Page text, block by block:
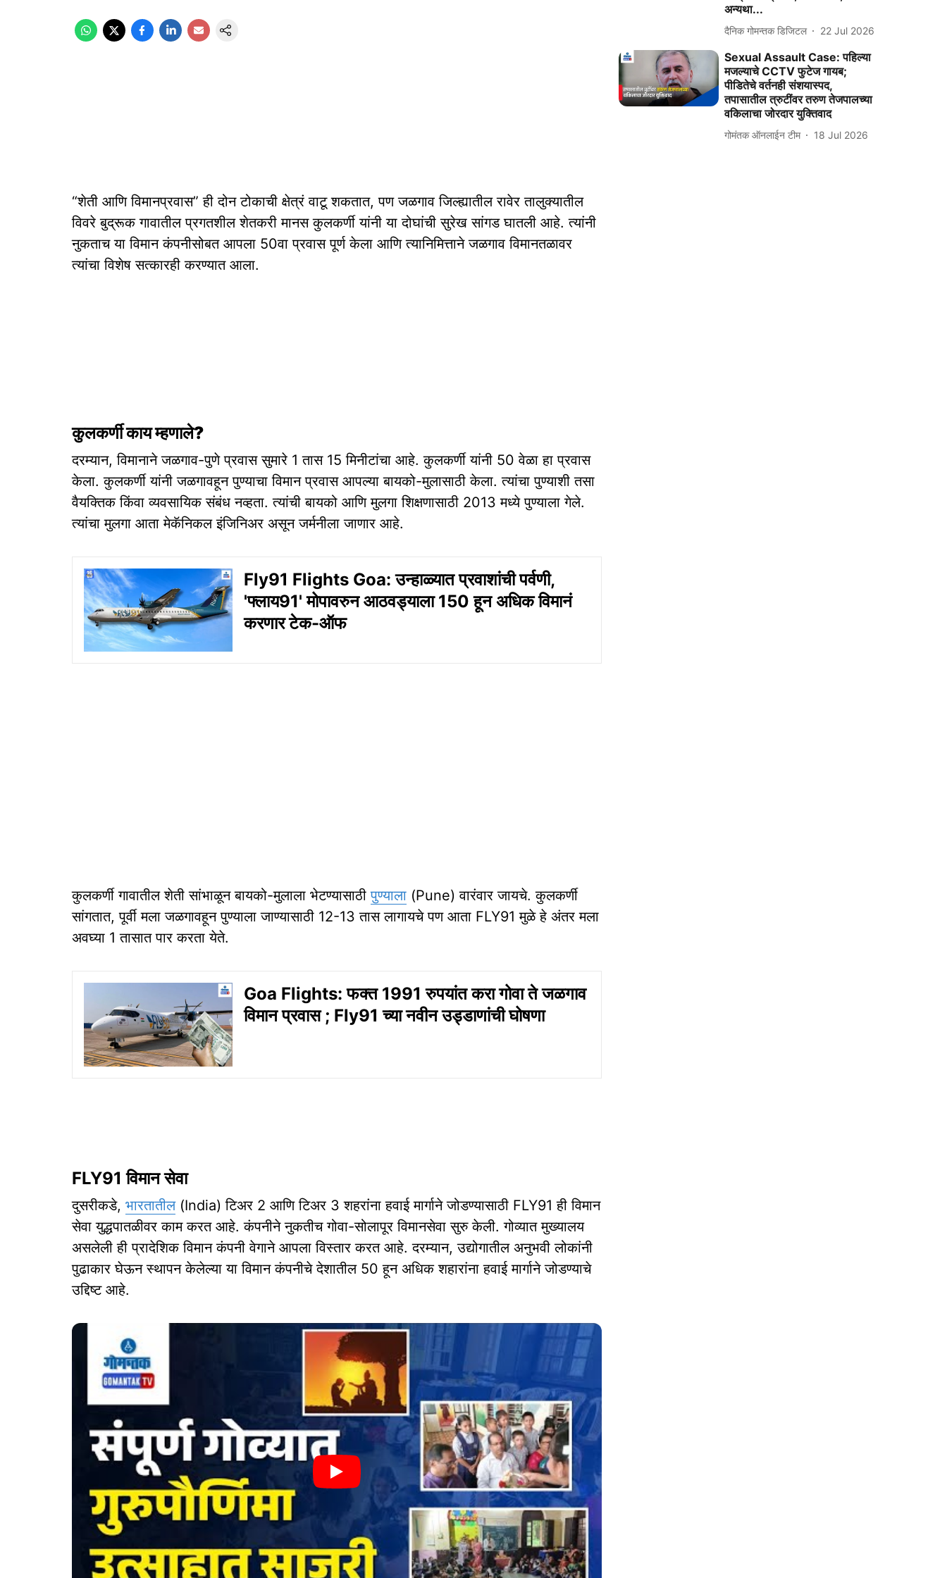
“शेती आणि विमानप्रवास” ही दोन टोकाची क्षेत्रं वाटू शकतात, पण जळगाव जिल्ह्यातील रावेर तालुक्यातील
विवरे बुद्रूक गावातील प्रगतशील शेतकरी मानस कुलकर्णी यांनी या दोघांची सुरेख सांगड घातली आहे. त्यांनी
नुकताच या विमान कंपनीसोबत आपला 50वा प्रवास पूर्ण केला आणि त्यानिमित्ताने जळगाव विमानतळावर
त्यांचा विशेष सत्कारही करण्यात आला.
कुलकर्णी काय म्हणाले?
दरम्यान, विमानाने जळगाव-पुणे प्रवास सुमारे 1 तास 15 मिनीटांचा आहे. कुलकर्णी यांनी 50 वेळा हा प्रवास
केला. कुलकर्णी यांनी जळगावहून पुण्याचा विमान प्रवास आपल्या बायको-मुलासाठी केला. त्यांचा पुण्याशी तसा
वैयक्तिक किंवा व्यवसायिक संबंध नव्हता. त्यांची बायको आणि मुलगा शिक्षणासाठी 2013 मध्ये पुण्याला गेले.
त्यांचा मुलगा आता मेकॅनिकल इंजिनिअर असून जर्मनीला जाणार आहे.
Fly91 Flights Goa: उन्हाळ्यात प्रवाशांची पर्वणी,
'फ्लाय91' मोपावरुन आठवड्याला 150 हून अधिक विमानं
करणार टेक-ऑफ
कुलकर्णी गावातील शेती सांभाळून बायको-मुलाला भेटण्यासाठीपुण्याला (Pune) वारंवार जायचे. कुलकर्णी
सांगतात, पूर्वी मला जळगावहून पुण्याला जाण्यासाठी 12-13 तास लागायचे पण आता FLY91 मुळे हे अंतर मला
अवघ्या 1 तासात पार करता येते.
Goa Flights: फक्त 1991 रुपयांत करा गोवा ते जळगाव
विमान प्रवास ; Fly91 च्या नवीन उड्डाणांची घोषणा
FLY91 विमान सेवा
दुसरीकडे, भारतातील(India) टिअर 2 आणि टिअर 3 शहरांना हवाई मार्गाने जोडण्यासाठी FLY91 ही विमान
सेवा युद्धपातळीवर काम करत आहे. कंपनीने नुकतीच गोवा-सोलापूर विमानसेवा सुरु केली. गोव्यात मुख्यालय
असलेली ही प्रादेशिक विमान कंपनी वेगाने आपला विस्तार करत आहे. दरम्यान, उद्योगातील अनुभवी लोकांनी
पुढाकार घेऊन स्थापन केलेल्या या विमान कंपनीचे देशातील 50 हून अधिक शहारांना हवाई मार्गाने जोडण्याचे
उद्दिष्ट आहे.
अन्यथा...
दैनिक गोमन्तक डिजिटल 22 Jul 2026
Sexual Assault Case: पहिल्या
मजल्याचे CCTV फुटेज गायब;
पीडितेचे वर्तनही संशयास्पद,
तपासातील त्रुटींवर तरुण तेजपालच्या
वकिलाचा जोरदार युक्तिवाद
गोमंतक ऑनलाईन टीम 18 Jul 2026